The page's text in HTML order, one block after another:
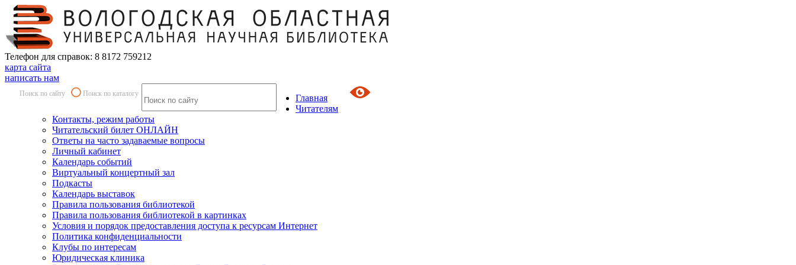
Телефон для справок: 8 8172 759212
карта сайта
написать нам
Поиск по сайту Поиск по каталогу
Главная
Читателям
Контакты, режим работы
Читательский билет ОНЛАЙН
Ответы на часто задаваемые вопросы
Личный кабинет
Календарь событий
Виртуальный концертный зал
Подкасты
Календарь выставок
Правила пользования библиотекой
Правила пользования библиотекой в картинках
Условия и порядок предоставления доступа к ресурсам Интернет
Политика конфиденциальности
Клубы по интересам
Юридическая клиника